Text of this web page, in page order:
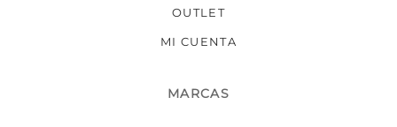
OUTLET
MI CUENTA
MARCAS